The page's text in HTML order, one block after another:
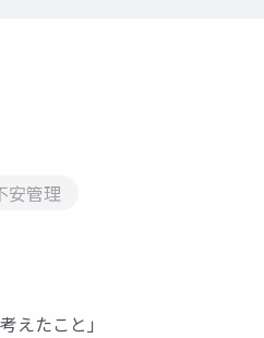
安管理
えたこと」